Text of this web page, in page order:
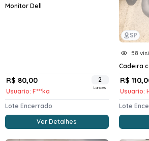
Monitor Dell
R$ 80,00
Usuario: F***ka
2
Lances
Lote Encerrado
Ver Detalhes
SP
58
Cadeira
R$
Usuario:
Lote